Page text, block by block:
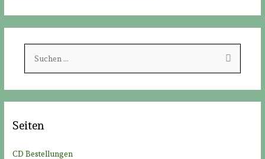
h
n
Seiten
CD Bestellungen